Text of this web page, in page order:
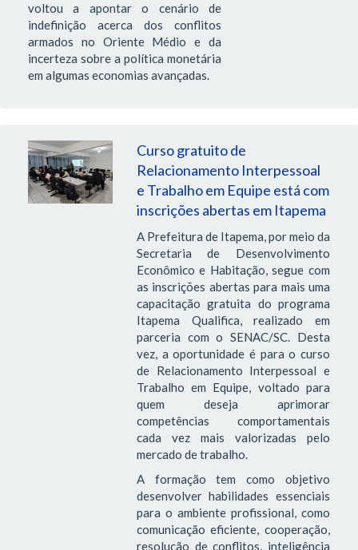
voltou a apontar o cenário de
indefinição acerca dos conflitos
armados no Oriente Médio e da
incerteza sobre a política monetária
em algumas economias avançadas.
Curso gratuito de
Relacionamento Interpessoal
e Trabalho em Equipe está com
inscrições abertas em Itapema
A Prefeitura de Itapema, por meio da
Secretaria de Desenvolvimento
Econômico e Habitação, segue com
as inscrições abertas para mais uma
capacitação gratuita do programa
Itapema Qualifica, realizado em
parceria com o SENAC/SC. Desta
vez, a oportunidade é para o curso
de Relacionamento Interpessoal e
Trabalho em Equipe, voltado para
quem deseja aprimorar
competências comportamentais
cada vez mais valorizadas pelo
mercado de trabalho.
A formação tem como objetivo
desenvolver habilidades essenciais
para o ambiente profissional, como
comunicação eficiente, cooperação,
resolução de conflitos, inteligência